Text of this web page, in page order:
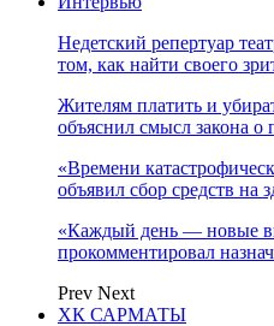
Недетский репертуар
том, как найти своего
Жителям платить и
объяснил смысл закона
«Времени
объявил сбор средств на
«Каждый день — новые
прокомментировал
Prev Next
ХК САРМАТЫ